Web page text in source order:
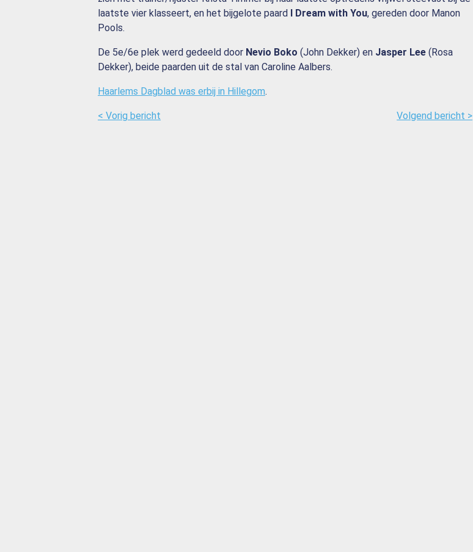
laatste vier klasseert, en het bijgelote paard I Dream with You, gereden door Manon
Pools.
De 5e/6e plek werd gedeeld door Nevio Boko (John Dekker) en Jasper Lee (Rosa
Dekker), beide paarden uit de stal van Caroline Aalbers.
Haarlems Dagblad was erbij in Hillegom.
< Vorig bericht Volgend bericht >